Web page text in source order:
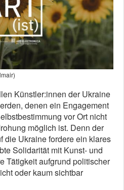
Künstler:innen der Ukraine
denen ein Engagement
vor Ort nicht
möglich ist. Denn der
die Ukraine fordere ein klares
Solidarität mit Kunst- und
Tätigkeit aufgrund politischer
oder kaum sichtbar